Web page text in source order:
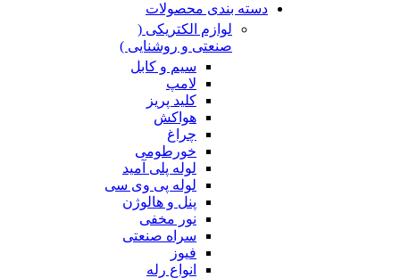
دسته بندی محصولات
لوازم الکتریکی (
صنعتی و روشنایی )
سیم و کابل
لامپ
کلید پریز
هواکش
چراغ
خورطومی
لوله پلی آمید
لوله پی وی سی
پنل و هالوژن
نور مخفی
سراه صنعتی
فیوز
انواع رله